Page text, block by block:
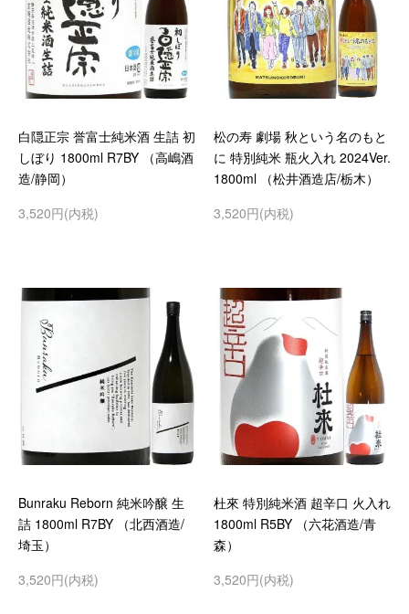
白隠正宗 誉富士純米酒 生詰 初
しぼり 1800ml R7BY （高嶋酒
造/静岡）
3,520円(内税)
松の寿 劇場 秋という名のもと
に 特別純米 瓶火入れ 2024Ver.
1800ml （松井酒造店/栃木）
3,520円(内税)
Bunraku Reborn 純米吟醸 生
詰 1800ml R7BY （北西酒造/
埼玉）
3,520円(内税)
杜來 特別純米酒 超辛口 火入れ
1800ml R5BY （六花酒造/青
森）
3,520円(内税)